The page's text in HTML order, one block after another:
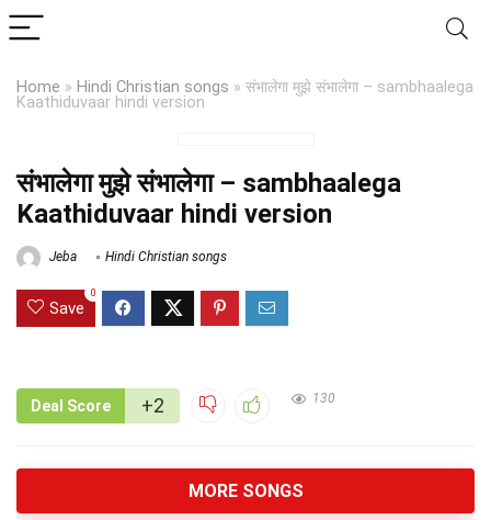
Home » Hindi Christian songs » संभालेगा मुझे संभालेगा – sambhaalega
Kaathiduvaar hindi version
संभालेगा मुझे संभालेगा – sambhaalega
Kaathiduvaar hindi version
Jeba Hindi Christian songs
Save
0
Deal Score +2 130
MORE SONGS